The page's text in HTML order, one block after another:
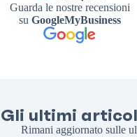
Guarda le nostre recensioni
su GoogleMyBusiness
Gli ultimi
Rimani aggiornato sulle